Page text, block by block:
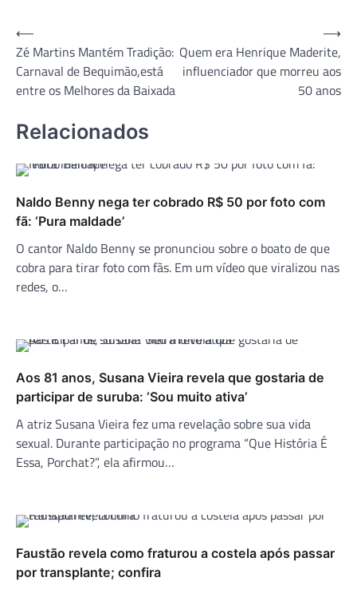
Navegação
de
Post
⟵
Zé Martins Mantém Tradição:
Carnaval de Bequimão,está
entre os Melhores da Baixada
Quem era Henrique Maderite,
influenciador que morreu aos
50 anos
⟶
Relacionados
Naldo Benny nega ter cobrado R$ 50 por foto com
fã: ‘Pura maldade’
O cantor Naldo Benny se pronunciou sobre o boato de que
cobra para tirar foto com fãs. Em um vídeo que viralizou nas
redes, o…
Aos 81 anos, Susana Vieira revela que gostaria de
participar de suruba: ‘Sou muito ativa’
A atriz Susana Vieira fez uma revelação sobre sua vida
sexual. Durante participação no programa “Que História É
Essa, Porchat?”, ela afirmou…
Faustão revela como fraturou a costela após passar
por transplante; confira